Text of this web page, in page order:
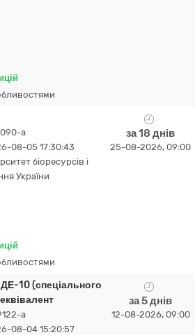
a
08-05 17:30:43
біоресурсів і
України
за 18 днів
25-08-2026, 09:00
10 (спеціального
a
08-04 15:20:57
за 5 днів
12-08-2026, 09:00